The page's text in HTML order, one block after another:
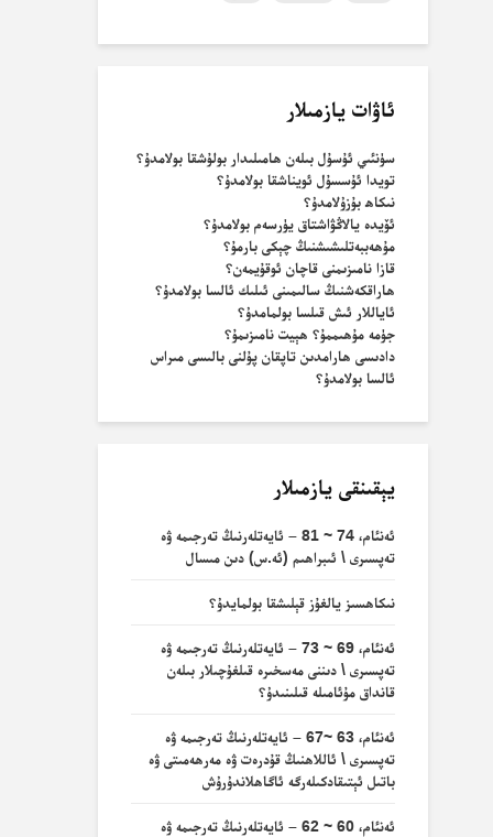
ئاۋات يازمىلار
سۈنئىي ئۇسۇل بىلەن ھامىلىدار بولۇشقا بولامدۇ؟
تويدا ئۇسسۇل ئويناشقا بولامدۇ؟
نىكاھ بۇزۇلامدۇ؟
ئۆيدە يالاڭۋاشتاق يۈرسەم بولامدۇ؟
مۇھەببەتلىشىشنىڭ چېكى بارمۇ؟
قازا نامىزىمنى قاچان ئوقۇيمەن؟
ھاراقكەشنىڭ سالىمىنى ئىلىك ئالسا بولامدۇ؟
ئاياللار ئىش قىلسا بولمامدۇ؟
جۈمە مۇھىممۇ؟ ھېيت نامىزىمۇ؟
دادىسى ھارامدىن تاپقان پۇلنى بالىسى مىراس
ئالسا بولامدۇ؟
يېقىنقى يازمىلار
ئەنئام، 74 ~ 81 – ئايەتلەرنىڭ تەرجىمە ۋە
تەپسىرى \ ئىبراھىم (ئە.س) دىن مىسال
نىكاھسىز يالغۇز قېلىشقا بولمايدۇ؟
ئەنئام، 69 ~ 73 – ئايەتلەرنىڭ تەرجىمە ۋە
تەپسىرى \ دىننى مەسخىرە قىلغۇچىلار بىلەن
قانداق مۇئامىلە قىلىنىدۇ؟
ئەنئام، 63 ~67 – ئايەتلەرنىڭ تەرجىمە ۋە
تەپسىرى \ ئاللاھنىڭ قۇدرەت ۋە مەرھەمىتى ۋە
باتىل ئېتىقادكىلەرگە ئاگاھلاندۇرۇش
ئەنئام، 60 ~ 62 – ئايەتلەرنىڭ تەرجىمە ۋە